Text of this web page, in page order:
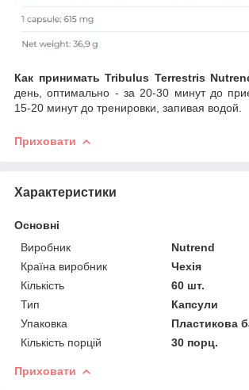
Как принимать Tribulus Terrestris
день, оптимально - за 20-30 минут до
15-20 минут до тренировки, запивая водой.
Приховати
Характеристики
Основні
Виробник
Nutrend
Країна виробник
Чехія
Кількість
60 шт.
Тип
Капсули
Упаковка
Пластикова
Кількість порцій
30 порц.
Приховати